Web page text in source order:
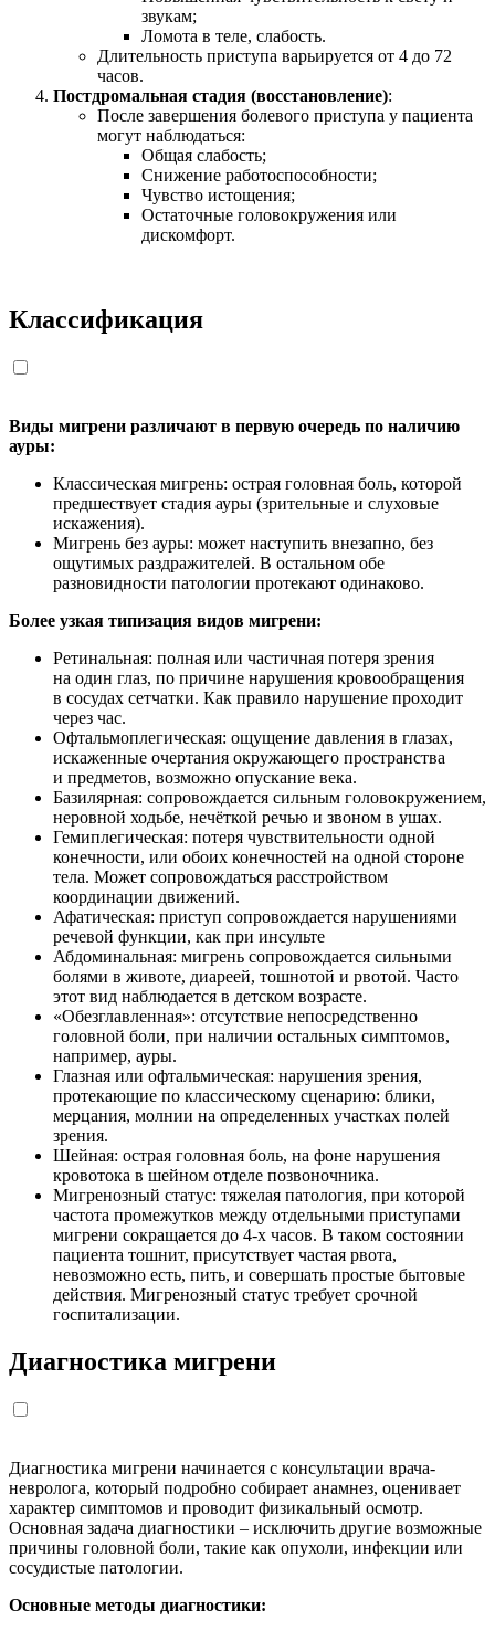
звукам;
Ломота в теле, слабость.
Длительность приступа варьируется от 4 до 72
часов.
Постдромальная стадия (восстановление):
После завершения болевого приступа у пациента
могут наблюдаться:
Общая слабость;
Снижение работоспособности;
Чувство истощения;
Остаточные головокружения или
дискомфорт.
Классификация
Виды мигрени различают в первую очередь по наличию
ауры:
Классическая мигрень: острая головная боль, которой
предшествует стадия ауры (зрительные и слуховые
искажения).
Мигрень без ауры: может наступить внезапно, без
ощутимых раздражителей. В остальном обе
разновидности патологии протекают одинаково.
Более узкая типизация видов мигрени:
Ретинальная: полная или частичная потеря зрения
на один глаз, по причине нарушения кровообращения
в сосудах сетчатки. Как правило нарушение проходит
через час.
Офтальмоплегическая: ощущение давления в глазах,
искаженные очертания окружающего пространства
и предметов, возможно опускание века.
Базилярная: сопровождается сильным головокружением,
неровной ходьбе, нечёткой речью и звоном в ушах.
Гемиплегическая: потеря чувствительности одной
конечности, или обоих конечностей на одной стороне
тела. Может сопровождаться расстройством
координации движений.
Афатическая: приступ сопровождается нарушениями
речевой функции, как при инсульте
Абдоминальная: мигрень сопровождается сильными
болями в животе, диареей, тошнотой и рвотой. Часто
этот вид наблюдается в детском возрасте.
«Обезглавленная»: отсутствие непосредственно
головной боли, при наличии остальных симптомов,
например, ауры.
Глазная или офтальмическая: нарушения зрения,
протекающие по классическому сценарию: блики,
мерцания, молнии на определенных участках полей
зрения.
Шейная: острая головная боль, на фоне нарушения
кровотока в шейном отделе позвоночника.
Мигренозный статус: тяжелая патология, при которой
частота промежутков между отдельными приступами
мигрени сокращается до 4-х часов. В таком состоянии
пациента тошнит, присутствует частая рвота,
невозможно есть, пить, и совершать простые бытовые
действия. Мигренозный статус требует срочной
госпитализации.
Диагностика мигрени
Диагностика мигрени начинается с консультации врача-
невролога, который подробно собирает анамнез, оценивает
характер симптомов и проводит физикальный осмотр.
Основная задача диагностики – исключить другие возможные
причины головной боли, такие как опухоли, инфекции или
сосудистые патологии.
Основные методы диагностики: